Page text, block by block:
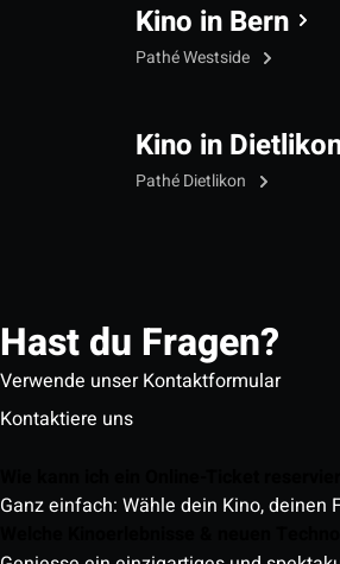
Kino in Bern
Pathé Westside
Kino in
Pathé Dietlikon
Hast du Fragen?
Verwende unser Kontaktformular
Kontaktiere uns
Ganz einfach: Wähle dein Kino,